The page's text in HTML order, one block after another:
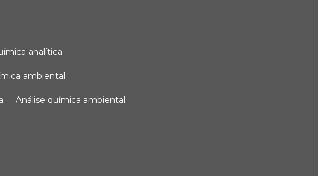
analítica
ambiental
análise química ambiental